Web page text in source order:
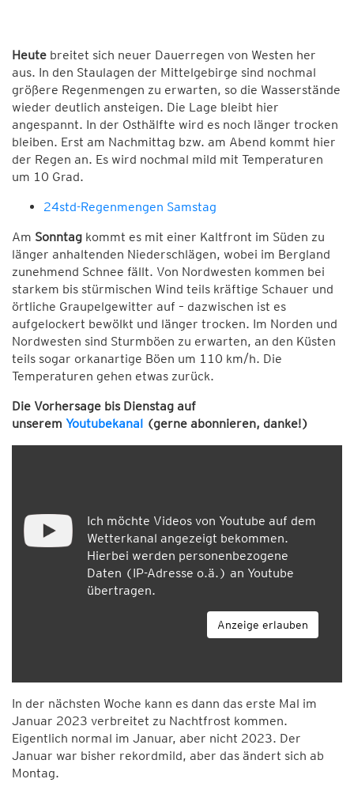
Heute breitet sich neuer Dauerregen von Westen her
aus. In den Staulagen der Mittelgebirge sind nochmal
größere Regenmengen zu erwarten, so die Wasserstände
wieder deutlich ansteigen. Die Lage bleibt hier
angespannt. In der Osthälfte wird es noch länger trocken
bleiben. Erst am Nachmittag bzw. am Abend kommt hier
der Regen an. Es wird nochmal mild mit Temperaturen
um 10 Grad.
24std-Regenmengen Samstag
Am Sonntag kommt es mit einer Kaltfront im Süden zu
länger anhaltenden Niederschlägen, wobei im Bergland
zunehmend Schnee fällt. Von Nordwesten kommen bei
starkem bis stürmischen Wind teils kräftige Schauer und
örtliche Graupelgewitter auf – dazwischen ist es
aufgelockert bewölkt und länger trocken. Im Norden und
Nordwesten sind Sturmböen zu erwarten, an den Küsten
teils sogar orkanartige Böen um 110 km/h. Die
Temperaturen gehen etwas zurück.
Die Vorhersage bis Dienstag auf
unserem Youtubekanal (gerne abonnieren, danke!)
Ich möchte Videos von Youtube auf dem
Wetterkanal angezeigt bekommen.
Hierbei werden personenbezogene
Daten (IP-Adresse o.ä.) an Youtube
übertragen.
Anzeige erlauben
In der nächsten Woche kann es dann das erste Mal im
Januar 2023 verbreitet zu Nachtfrost kommen.
Eigentlich normal im Januar, aber nicht 2023. Der
Januar war bisher rekordmild, aber das ändert sich ab
Montag.